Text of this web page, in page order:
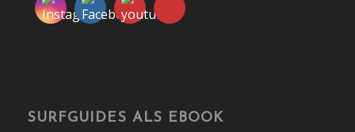
SURFGUIDES ALS EBOOK